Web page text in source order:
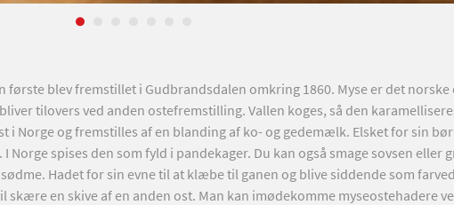
første blev fremstillet i Gudbrandsdalen omkring 1860. Myse er det
tilovers ved anden ostefremstilling. Vallen koges, så den
i Norge og fremstilles af en blanding af ko- og gedemælk. Elsket for sin
Norge spises den som fyld i pandekager. Du kan også smage sovsen eller
Hadet for sin evne til at klæbe til ganen og blive siddende som
skære en skive af en anden ost. Man kan imødekomme myseostehadere